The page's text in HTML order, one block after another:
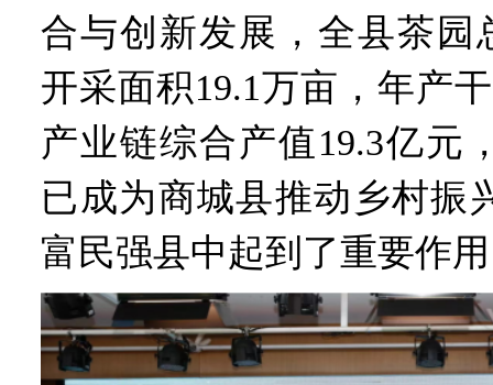
合与创新发展，全县茶园
开采面积19.1万亩，年产
产业链综合产值19.3亿元
已成为商城县推动乡村振
富民强县中起到了重要作